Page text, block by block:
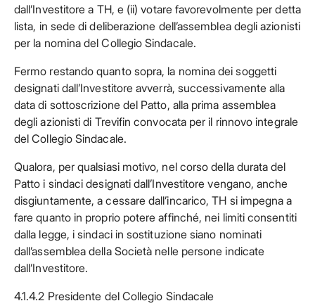
dall’Investitore a TH, e (ii) votare favorevolmente per detta
lista, in sede di deliberazione dell’assemblea degli azionisti
per la nomina del Collegio Sindacale.
Fermo restando quanto sopra, la nomina dei soggetti
designati dall’Investitore avverrà, successivamente alla
data di sottoscrizione del Patto, alla prima assemblea
degli azionisti di Trevifin convocata per il rinnovo integrale
del Collegio Sindacale.
Qualora, per qualsiasi motivo, nel corso della durata del
Patto i sindaci designati dall’Investitore vengano, anche
disgiuntamente, a cessare dall’incarico, TH si impegna a
fare quanto in proprio potere affinché, nei limiti consentiti
dalla legge, i sindaci in sostituzione siano nominati
dall’assemblea della Società nelle persone indicate
dall’Investitore.
4.1.4.2 Presidente del Collegio Sindacale